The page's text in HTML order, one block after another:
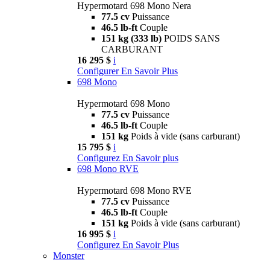
Hypermotard 698 Mono Nera
77.5 cv Puissance
46.5 lb-ft Couple
151 kg (333 lb) POIDS SANS
CARBURANT
16 295 $ i
Configurer En Savoir Plus
698 Mono
Hypermotard 698 Mono
77.5 cv Puissance
46.5 lb-ft Couple
151 kg Poids à vide (sans carburant)
15 795 $ i
Configurez En Savoir plus
698 Mono RVE
Hypermotard 698 Mono RVE
77.5 cv Puissance
46.5 lb-ft Couple
151 kg Poids à vide (sans carburant)
16 995 $ i
Configurez En Savoir Plus
Monster